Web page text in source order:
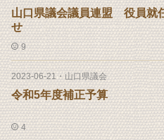
山口県議会議員連盟 役員就
せ
9
2023-06-21・ 山口県議会
令和5年度補正予算
4